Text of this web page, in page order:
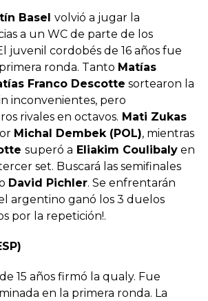
Basel volvió a jugar la
a un WC de parte de los
juvenil cordobés de 16 años fue
ronda. Tanto Matías
Franco Descotte sortearon la
inconvenientes, pero
rivales en octavos. Mati Zukas
Michal Dembek (POL), mientras
superó a Eliakim Coulibalyen
set. Buscará las semifinales
David Pichler. Se enfrentarán
argentino ganó los 3 duelos
por la repetición!.
15 años firmó la qualy. Fue
en la primera ronda. La